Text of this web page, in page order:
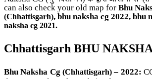
can also check your old map for Bhu
(Chhattisgarh), bhu naksha cg 2022, bhu
naksha cg 2021.
Chhattisgarh BHU
Bhu Naksha Cg (Chhattisgarh)– 2022: